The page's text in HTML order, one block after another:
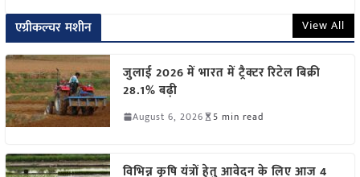
एग्रीकल्चर मशीन View All
जुलाई 2026 में भारत में ट्रैक्टर रिटेल बिक्री
28.1% बढ़ी
August 6, 2026 5 min read
विभिन्न कृषि यंत्रों हेतु आवेदन के लिए आज 4